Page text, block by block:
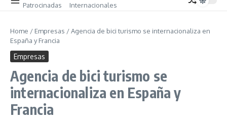
Patrocinadas
Internacionales
Home / Empresas /Agencia de bici turismo se internacionaliza en
España y Francia
Empresas
Agencia de bici turismo se
internacionaliza en España y
Francia